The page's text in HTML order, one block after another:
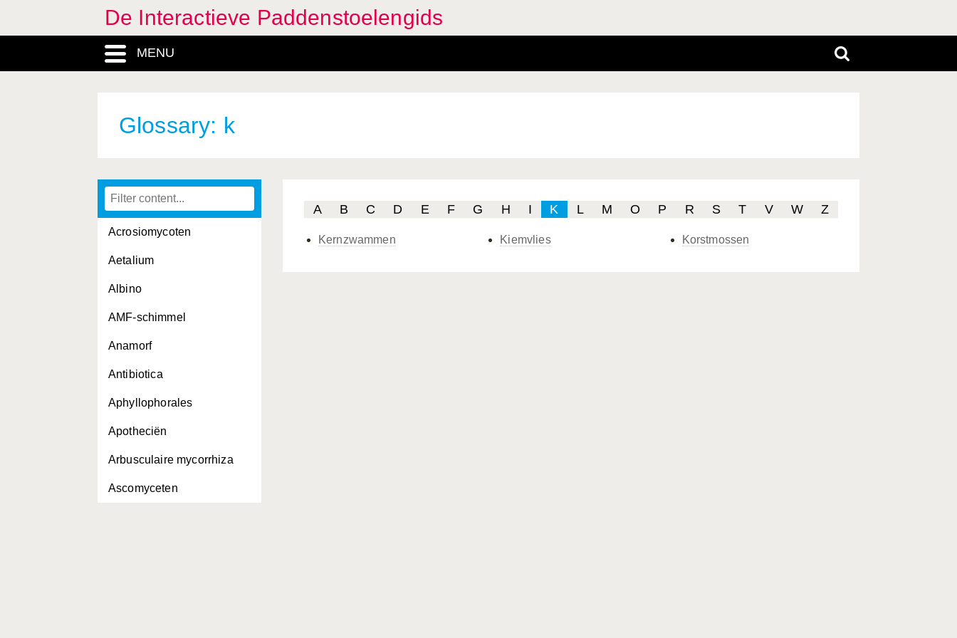
De Interactieve Paddenstoelengids
MENU
Glossary: k
Acrosiomycoten
Aetalium
Albino
AMF-schimmel
Anamorf
Antibiotica
Aphyllophorales
Apotheciën
Arbusculaire mycorrhiza
Ascomyceten
A B C D E F G H I K L M O P R S T V W Z
Kernzwammen Kiemvlies Korstmossen